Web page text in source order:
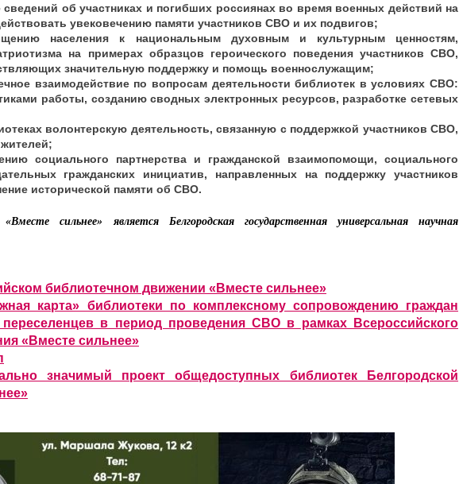
об участниках и погибших россиянах во время военных действий на
увековечению памяти участников СВО и их подвигов;
населения к национальным духовным и культурным ценностям,
на примерах образцов героического поведения участников СВО,
значительную поддержку и помощь военнослужащим;
взаимодействие по вопросам деятельности библиотек в условиях СВО:
работы, созданию сводных электронных ресурсов, разработке сетевых
волонтерскую деятельность, связанную с поддержкой участников СВО,
социального партнерства и гражданской взаимопомощи, социального
гражданских инициатив, направленных на поддержку участников
исторической памяти об СВО.
сильнее» является Белгородская государственная универсальная научная
библиотечном движении «Вместе сильнее»
карта» библиотеки по комплексному сопровождению граждан
в период проведения СВО в рамках Всероссийского
«Вместе сильнее»
значимый проект общедоступных библиотек Белгородской